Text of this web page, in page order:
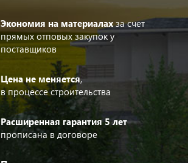
Экономия на материалахза счет
прямых отповых закупок у
поставщиков
Цена не меняется,
в процессе строительства
Расширенная гарантия 5 лет
прописана в договоре